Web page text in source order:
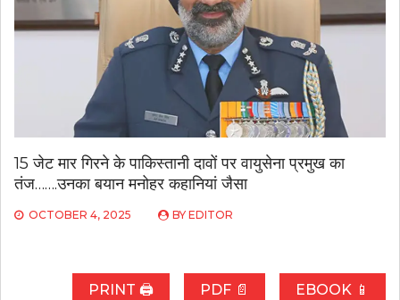
15 जेट मार गिरने के पाकिस्तानी दावों पर वायुसेना प्रमुख का
तंज…….उनका बयान मनोहर कहानियां जैसा
OCTOBER 4, 2025 BY EDITOR
PRINT 🖨 PDF 📄 EBOOK 📱